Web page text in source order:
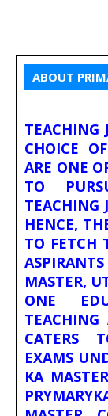
ABOUT
TEACHING
CHOICE
ARE ONE
TO
TEACHING
HENCE,
TO FETCH
MASTER,
ONE
TEACHING
CATERS
EXAMS
KA